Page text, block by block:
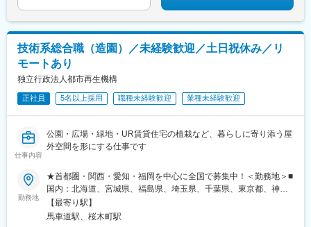
流山駅、豊四季駅、横浜駅、戸塚駅、日吉駅(神奈川県)、菊名駅、
新横浜駅、京急鶴見駅、上大岡駅、桜木町駅、長津田駅、あざみ
野駅、京急川崎駅、新丸子駅、溝の口駅、向ケ丘遊園駅、藤沢
駅、大船駅、本厚木駅、海老名駅(相模線)、橋本駅(神奈川県)、ニ
セコ駅、比羅夫駅、倶知安駅、蘭越駅、小沢駅(北海道)、余市駅、
仁木駅、然別駅、小樽駅、西１８丁目駅、当別駅、野幌駅、北海
道医療大学駅、北広島駅、札幌駅、新宿御苑前駅、西早稲田駅、
神泉駅、幡ケ谷駅、代官山駅、池袋駅、二重橋前駅、秋葉原駅、
高輪ゲートウェイ駅、新橋駅、浜松町駅、芝公園駅、牛田駅(東京
都)、青井駅、上野広小路駅、日比谷駅、九段下駅、立川駅、蓮沼
駅、吉祥寺駅、銀座駅、西日暮里駅、とうきょうスカイツリー
駅、仙台駅(地下鉄)、川内駅(宮城県)、東北福祉大前駅、長町一丁
駅、加茂宮駅、南越谷駅、本川越駅、西船橋駅、京成船橋駅、原
木中山駅、千葉駅、稲毛駅、新津田沼駅、八柱駅、幸谷駅、舞浜
駅、市川駅、本八幡駅(都営線)、平沼橋駅、鶴見駅、川崎駅、武蔵
小杉駅、高津駅(神奈川県)、登戸駅、西１５丁目駅、さっぽろ駅、
技術系総合職（造園）／未経験歓迎／土日祝休み／リ
モートあり
独立行政法人都市再生機構
正社員 5名以上採用 職種未経験歓迎 業種未経験歓迎
仕事内容
公園・広場・緑地・UR賃貸住宅の植栽など、暮らしに寄り添う屋
外空間を形にする仕事です
勤務地
★首都圏・関西・愛知・福岡を中心に全国で募集中！＜勤務地＞■
国内：北海道、宮城県、福島県、埼玉県、千葉県、東京都、神奈
川県、新潟県、愛知県、京都府、大阪府、兵庫県、広島県、福岡
県、沖縄県■海外事務所：シドニー 他※総合職採用のため、全国転
【最寄り駅】
馬車道駅、桜木町駅